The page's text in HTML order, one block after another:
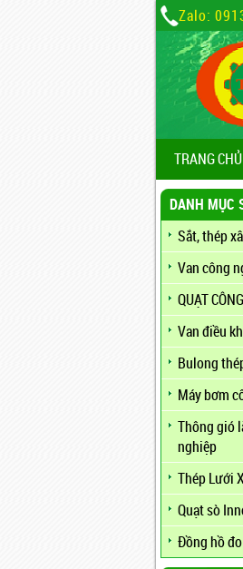
Zalo:
TRANG CHỦ
DANH MỤC
Sắt, thép
Van công
QUẠT
Van điều
Bulong
Máy bơm
Thông gió
nghiệp
Thép Lưới
Quạt sò
Đồng hồ